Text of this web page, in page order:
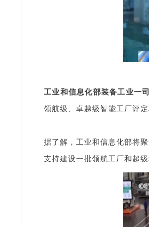
工业和信息化部装备工业一
领航级、卓越级智能工厂评
据了解，工业和信息化部将
支持建设一批领航工厂和超级